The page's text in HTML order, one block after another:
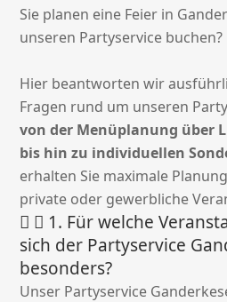
Sie planen eine Feier in
unseren Partyservice buchen?
Hier beantworten wir
Fragen rund um unseren
von der Menüplanung über
bis hin zu individuellen
erhalten Sie maximale
private oder gewerbliche
1. Für welche
sich der Partyservice
besonders?
Unser Partyservice